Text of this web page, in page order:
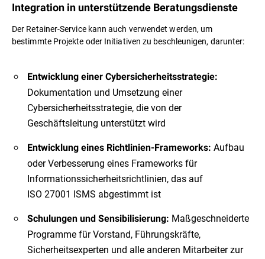
Integration in unterstützende Beratungsdienste
Der Retainer-Service kann auch verwendet werden, um
bestimmte Projekte oder Initiativen zu beschleunigen, darunter:
Entwicklung einer Cybersicherheitsstrategie:
Dokumentation und Umsetzung einer
Cybersicherheitsstrategie, die von der
Geschäftsleitung unterstützt wird
Entwicklung eines Richtlinien-Frameworks: Aufbau
oder Verbesserung eines Frameworks für
Informationssicherheitsrichtlinien, das auf
ISO 27001 ISMS abgestimmt ist
Schulungen und Sensibilisierung: Maßgeschneiderte
Programme für Vorstand, Führungskräfte,
Sicherheitsexperten und alle anderen Mitarbeiter zur